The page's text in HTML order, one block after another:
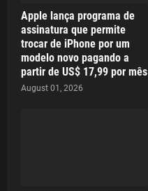
Apple lança programa de
assinatura que permite
trocar de iPhone por um
modelo novo pagando a
partir de US$ 17,99 por mês
August 01, 2026